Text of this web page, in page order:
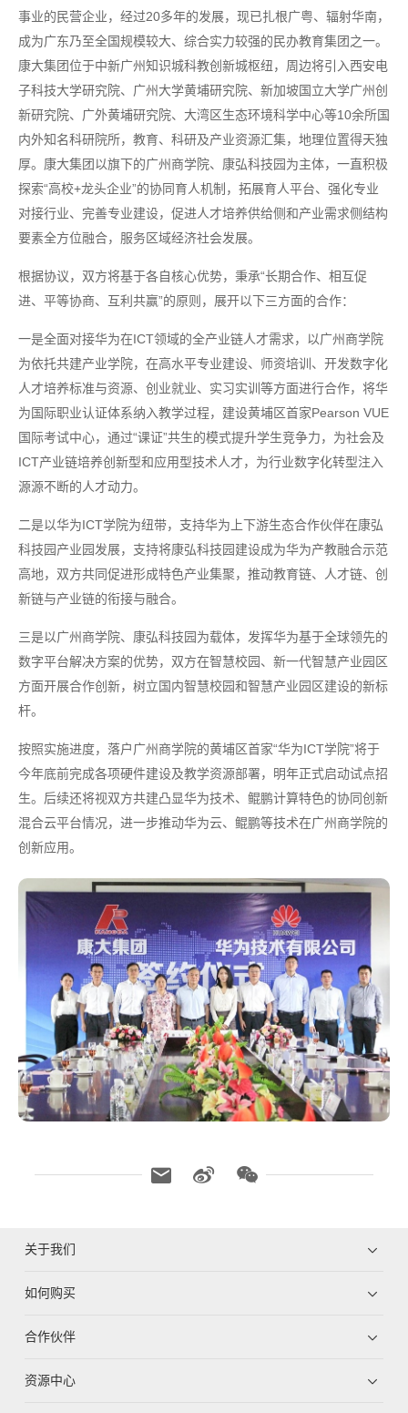
事业的民营企业，经过20多年的发展，现已扎根广粤、辐射华南，
成为广东乃至全国规模较大、综合实力较强的民办教育集团之一。
康大集团位于中新广州知识城科教创新城枢纽，周边将引入西安电
子科技大学研究院、广州大学黄埔研究院、新加坡国立大学广州创
新研究院、广外黄埔研究院、大湾区生态环境科学中心等10余所国
内外知名科研院所，教育、科研及产业资源汇集，地理位置得天独
厚。康大集团以旗下的广州商学院、康弘科技园为主体，一直积极
探索“高校+龙头企业”的协同育人机制，拓展育人平台、强化专业
对接行业、完善专业建设，促进人才培养供给侧和产业需求侧结构
要素全方位融合，服务区域经济社会发展。
根据协议，双方将基于各自核心优势，秉承“长期合作、相互促
进、平等协商、互利共赢”的原则，展开以下三方面的合作：
一是全面对接华为在ICT领域的全产业链人才需求，以广州商学院
为依托共建产业学院，在高水平专业建设、师资培训、开发数字化
人才培养标准与资源、创业就业、实习实训等方面进行合作，将华
为国际职业认证体系纳入教学过程，建设黄埔区首家Pearson VUE
国际考试中心，通过“课证”共生的模式提升学生竞争力，为社会及
ICT产业链培养创新型和应用型技术人才，为行业数字化转型注入
源源不断的人才动力。
二是以华为ICT学院为纽带，支持华为上下游生态合作伙伴在康弘
科技园产业园发展，支持将康弘科技园建设成为华为产教融合示范
高地，双方共同促进形成特色产业集聚，推动教育链、人才链、创
新链与产业链的衔接与融合。
三是以广州商学院、康弘科技园为载体，发挥华为基于全球领先的
数字平台解决方案的优势，双方在智慧校园、新一代智慧产业园区
方面开展合作创新，树立国内智慧校园和智慧产业园区建设的新标
杆。
按照实施进度，落户广州商学院的黄埔区首家“华为ICT学院”将于
今年底前完成各项硬件建设及教学资源部署，明年正式启动试点招
生。后续还将视双方共建凸显华为技术、鲲鹏计算特色的协同创新
混合云平台情况，进一步推动华为云、鲲鹏等技术在广州商学院的
创新应用。
关于我们
如何购买
合作伙伴
资源中心